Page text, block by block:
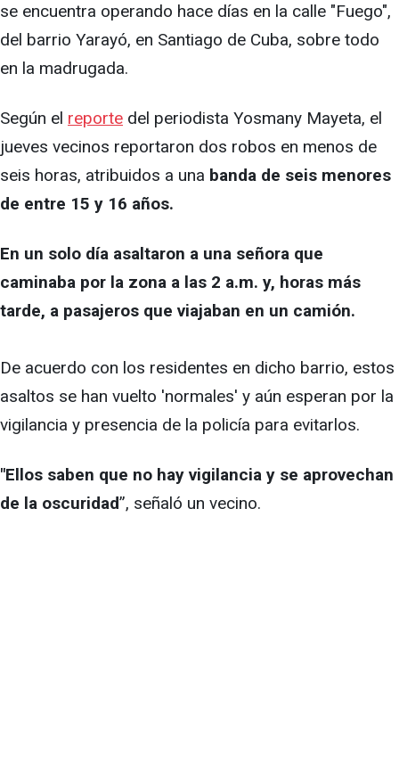
se encuentra operando hace días en la calle "Fuego",
del barrio Yarayó, en Santiago de Cuba, sobre todo
en la madrugada.
Según el reporte del periodista Yosmany Mayeta, el
jueves vecinos reportaron dos robos en menos de
seis horas, atribuidos a una banda de seis menores
de entre 15 y 16 años.
En un solo día asaltaron a una señora que
caminaba por la zona a las 2 a.m. y, horas más
tarde, a pasajeros que viajaban en un camión.
De acuerdo con los residentes en dicho barrio, estos
asaltos se han vuelto 'normales' y aún esperan por la
vigilancia y presencia de la policía para evitarlos.
"Ellos saben que no hay vigilancia y se aprovechan
de la oscuridad”, señaló un vecino.